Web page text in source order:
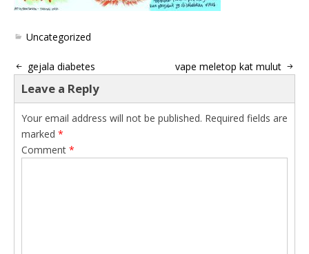
Uncategorized
gejala diabetes vape meletop kat mulut
Leave a Reply
Your email address will not be published. Required fields are
marked *
Comment *